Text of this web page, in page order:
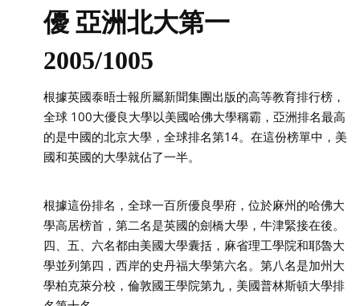
優 亞洲北大第一
2005/1005
根據英國泰晤士報所屬新聞集團出版的高等教育排行榜，
全球 100大優良大學以美國哈佛大學稱霸，亞洲排名最高
的是中國的北京大學，全球排名第14。在這份榜單中，美
國和英國的大學就佔了一半。
根據這份排名，全球一百所優良學府，位於麻州的哈佛大
學高居榜首，第二名是英國的劍橋大學，牛津緊接在後。
四、五、六名都由美國大學囊括，麻省理工學院和耶魯大
學並列第四，西岸的史丹福大學第六名。第八名是加州大
學柏克萊分校，倫敦國王學院第九，美國普林斯頓大學排